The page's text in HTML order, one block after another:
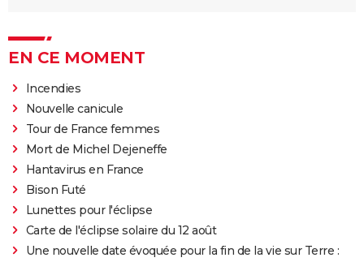
EN CE MOMENT
Incendies
Nouvelle canicule
Tour de France femmes
Mort de Michel Dejeneffe
Hantavirus en France
Bison Futé
Lunettes pour l'éclipse
Carte de l'éclipse solaire du 12 août
Une nouvelle date évoquée pour la fin de la vie sur Terre :